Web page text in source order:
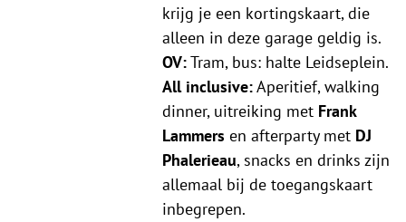
krijg je een kortingskaart, die
alleen in deze garage geldig is.
OV:Tram, bus: halte Leidseplein.
All inclusive:Aperitief, walking
dinner, uitreiking met Frank
Lammers en afterparty met DJ
Phalerieau, snacks en drinks zijn
allemaal bij de toegangskaart
inbegrepen.